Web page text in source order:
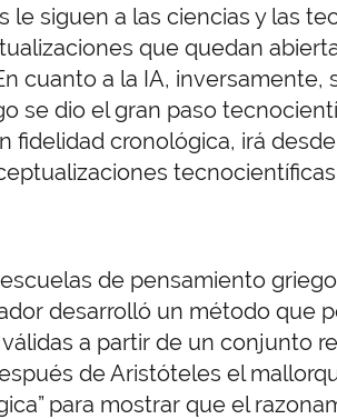
le siguen a las ciencias y las
que quedan
cuanto a la IA, inversamente,
se dio el gran paso
fidelidad cronológica, irá
tecnocientíficas
de pensamiento
desarrolló un método que
a partir de un conjunto
de Aristóteles el
para mostrar que el